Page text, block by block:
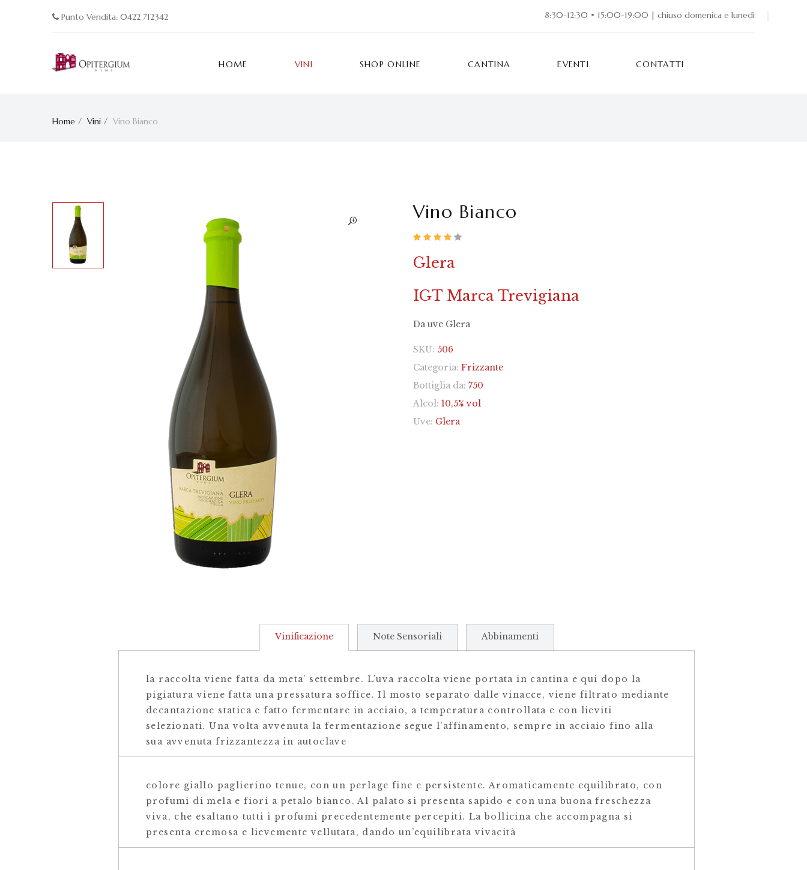
Punto Vendita: 0422 712342 8:30-12:30 • 15:00-19:00 | chiuso domenica e lunedì
HOME VINI SHOP ONLINE CANTINA EVENTI CONTATTI
Home Vini Vino Bianco
Vino Bianco
Glera
IGT Marca Trevigiana
Da uve Glera
SKU: 506
Categoria: Frizzante
Bottiglia da: 750
Alcol: 10,5% vol
Uve: Glera
Vinificazione Note Sensoriali Abbinamenti
la raccolta viene fatta da meta’ settembre. L’uva raccolta viene portata in cantina e qui dopo la
pigiatura viene fatta una pressatura soffice. Il mosto separato dalle vinacce, viene filtrato mediante
decantazione statica e fatto fermentare in acciaio, a temperatura controllata e con lieviti
selezionati. Una volta avvenuta la fermentazione segue l’affinamento, sempre in acciaio fino alla
sua avvenuta frizzantezza in autoclave
colore giallo paglierino tenue, con un perlage fine e persistente. Aromaticamente equilibrato, con
profumi di mela e fiori a petalo bianco. Al palato si presenta sapido e con una buona freschezza
viva, che esaltano tutti i profumi precedentemente percepiti. La bollicina che accompagna si
presenta cremosa e lievemente vellutata, dando un’equilibrata vivacità